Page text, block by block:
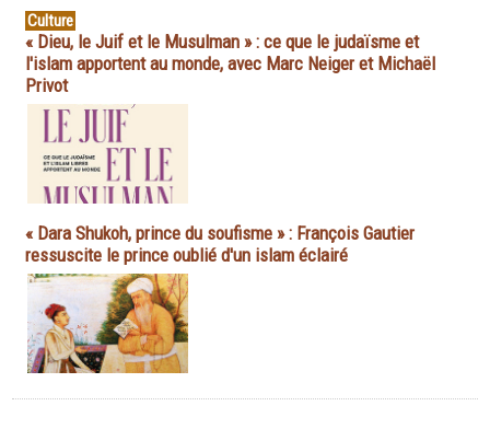
Culture
« Dieu, le Juif et le Musulman » : ce que le judaïsme et
l'islam apportent au monde, avec Marc Neiger et Michaël
Privot
« Dara Shukoh, prince du soufisme » : François Gautier
ressuscite le prince oublié d'un islam éclairé